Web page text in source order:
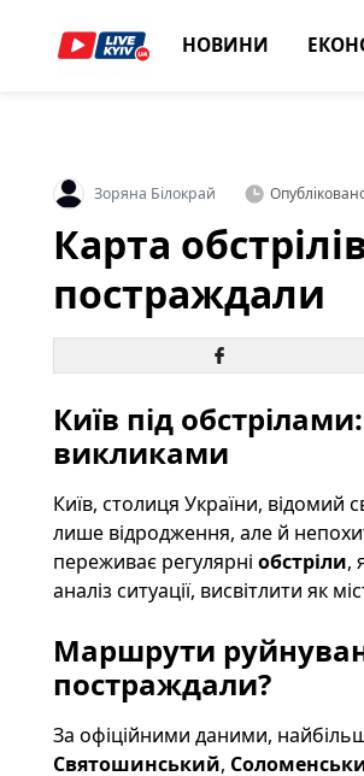
НОВИНИ
Зоряна Білокрай
Карта
постраждали
Київ під
викликами
Київ, столиця України, відомий
лише відродження, але й
переживає регулярні обстріли,
аналіз ситуації, висвітлити як
Маршрути
постраждали?
За офіційними даними,
Святошинський,